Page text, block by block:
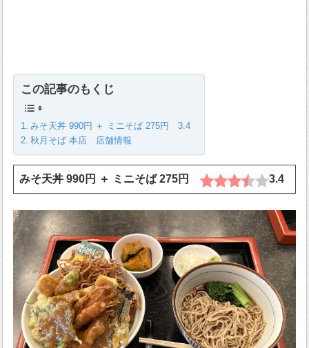
この記事のもくじ
みそ天丼 990円 ＋ ミニそば 275円 3.4
秋月そば 本店 店舗情報
みそ天丼 990円 ＋ ミニそば 275円 3.4